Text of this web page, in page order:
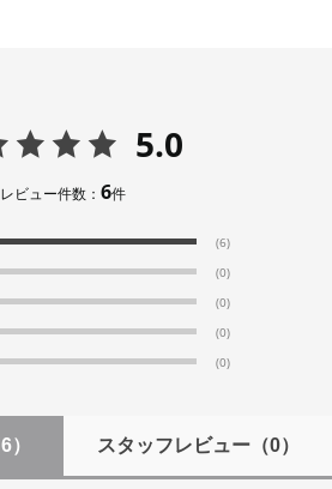
5.0
レビュー件数：6件
(6)
(0)
(0)
(0)
(0)
） スタッフレビュー（0）